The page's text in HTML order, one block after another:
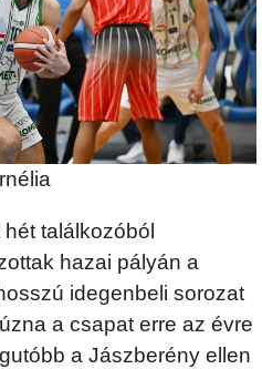
találkozóból
hazai pályán a
idegenbeli sorozat
a csapat erre az évre
a Jászberény ellen